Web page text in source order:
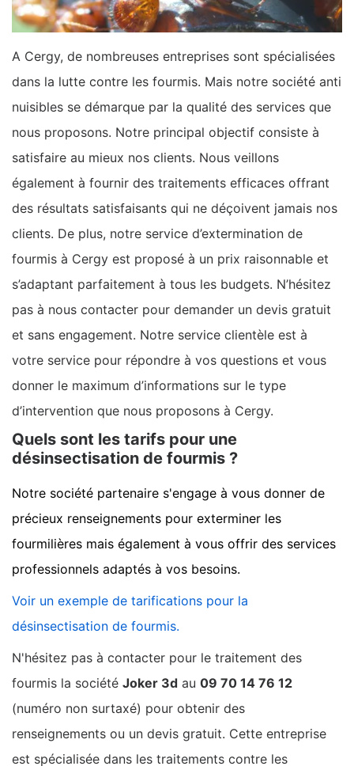
A Cergy, de nombreuses entreprises sont spécialisées
dans la lutte contre les fourmis. Mais notre société anti
nuisibles se démarque par la qualité des services que
nous proposons. Notre principal objectif consiste à
satisfaire au mieux nos clients. Nous veillons
également à fournir des traitements efficaces offrant
des résultats satisfaisants qui ne déçoivent jamais nos
clients. De plus, notre service d’extermination de
fourmis à Cergy est proposé à un prix raisonnable et
s’adaptant parfaitement à tous les budgets. N’hésitez
pas à nous contacter pour demander un devis gratuit
et sans engagement. Notre service clientèle est à
votre service pour répondre à vos questions et vous
donner le maximum d’informations sur le type
d’intervention que nous proposons à Cergy.
Quels sont les tarifs pour une
désinsectisation de fourmis ?
Notre société partenaire s'engage à vous donner de
précieux renseignements pour exterminer les
fourmilières mais également à vous offrir des services
professionnels adaptés à vos besoins.
Voir un exemple de tarifications pour la
désinsectisation de fourmis.
N'hésitez pas à contacter pour le traitement des
fourmis la société Joker 3d au 09 70 14 76 12
(numéro non surtaxé) pour obtenir des
renseignements ou un devis gratuit. Cette entreprise
est spécialisée dans les traitements contre les